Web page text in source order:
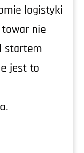
logistyki
nie
startem
jest to